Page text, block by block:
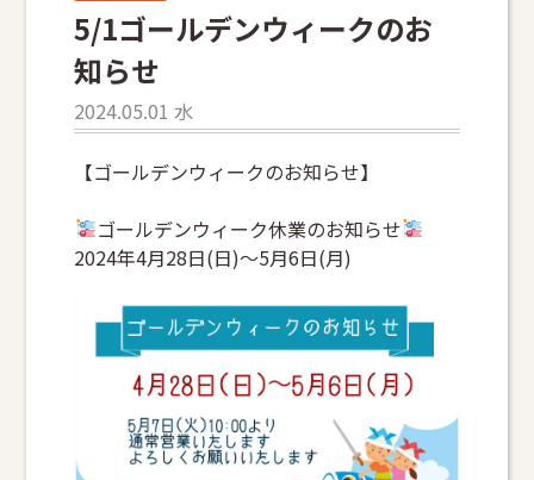
5/1ゴールデンウィークのお
知らせ
2024.05.01 水
【ゴールデンウィークのお知らせ】
ゴールデンウィーク休業のお知らせ
2024年4月28日(日)〜5月6日(月)